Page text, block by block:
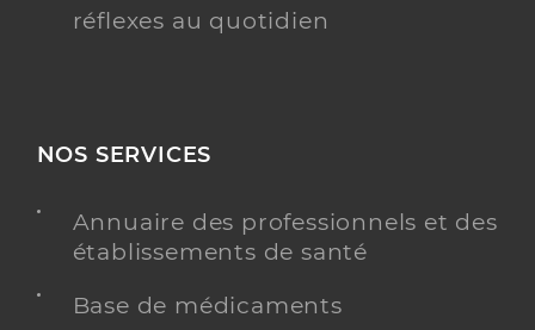
réflexes au quotidien
NOS SERVICES
Annuaire des professionnels et des
établissements de santé
Base de médicaments